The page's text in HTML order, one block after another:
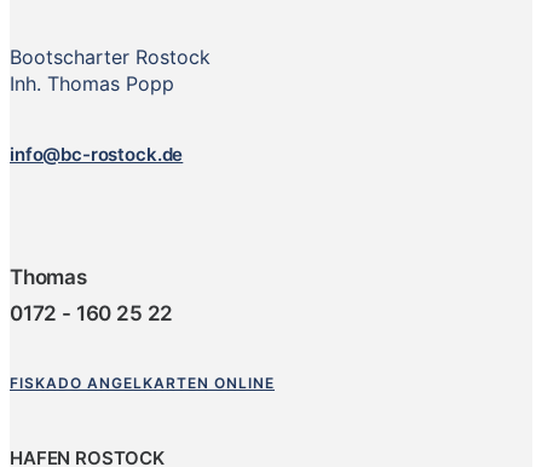
Bootscharter Rostock
Inh. Thomas Popp
info@bc-rostock.de
Thomas
0172 - 160 25 22
FISKADO ANGELKARTEN ONLINE
HAFEN ROSTOCK